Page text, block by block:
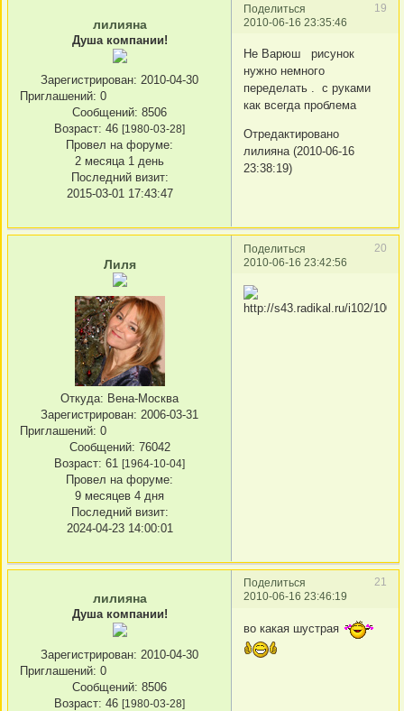
Поделиться
19
2010-06-16 23:35:46
лилияна
Душа компании!
Зарегистрирован: 2010-04-30
Приглашений: 0
Сообщений: 8506
Возраст: 46 [1980-03-28]
Провел на форуме:
2 месяца 1 день
Последний визит:
2015-03-01 17:43:47
Не Варюш рисунок
нужно немного
переделать . с руками
как всегда проблема
Отредактировано
лилияна (2010-06-16
23:38:19)
Поделиться
20
2010-06-16 23:42:56
Лиля
Откуда: Вена-Москва
Зарегистрирован: 2006-03-31
Приглашений: 0
Сообщений: 76042
Возраст: 61 [1964-10-04]
Провел на форуме:
9 месяцев 4 дня
Последний визит:
2024-04-23 14:00:01
Поделиться
21
2010-06-16 23:46:19
лилияна
Душа компании!
Зарегистрирован: 2010-04-30
Приглашений: 0
Сообщений: 8506
Возраст: 46 [1980-03-28]
во какая шустрая